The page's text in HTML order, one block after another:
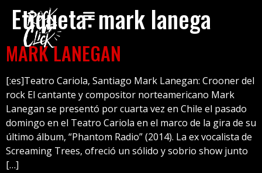
Etiqueta:mark lanega
MARK LANEGAN
[:es]Teatro Cariola, Santiago Mark Lanegan: Crooner del
rock El cantante y compositor norteamericano Mark
Lanegan se presentó por cuarta vez en Chile el pasado
domingo en el Teatro Cariola en el marco de la gira de su
último álbum, “Phantom Radio” (2014). La ex vocalista de
Screaming Trees, ofreció un sólido y sobrio show junto
[…]